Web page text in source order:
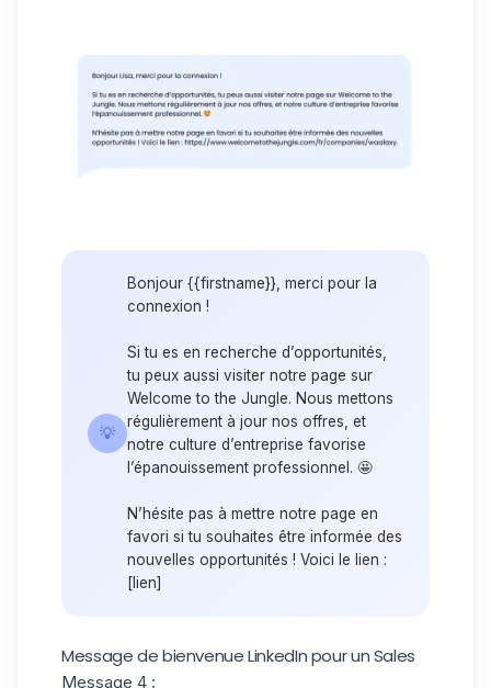
💡
Bonjour {{firstname}}, merci pour la
connexion !
Si tu es en recherche d’opportunités,
tu peux aussi visiter notre page sur
Welcome to the Jungle. Nous mettons
régulièrement à jour nos offres, et
notre culture d’entreprise favorise
l’épanouissement professionnel. 🤩
N’hésite pas à mettre notre page en
favori si tu souhaites être informée des
nouvelles opportunités ! Voici le lien :
[lien]
Message de bienvenue LinkedIn pour un Sales
Message 4 :